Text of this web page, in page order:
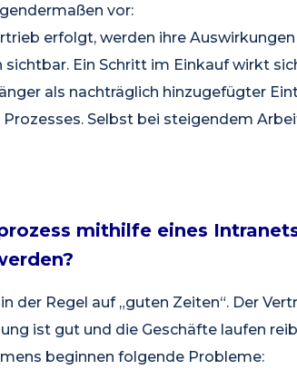
vor:
erfolgt, werden ihre
Ein Schritt im Einkauf wirkt
als nachträglich hinzugefügter
Selbst bei steigendem
mithilfe eines
der Regel auf „guten Zeiten“. Der
ist gut und die Geschäfte laufen
beginnen folgende Probleme: